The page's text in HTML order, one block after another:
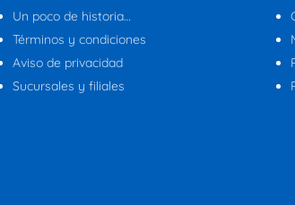
Un poco de historia…
Términos y condiciones
Aviso de privacidad
Sucursales y filiales